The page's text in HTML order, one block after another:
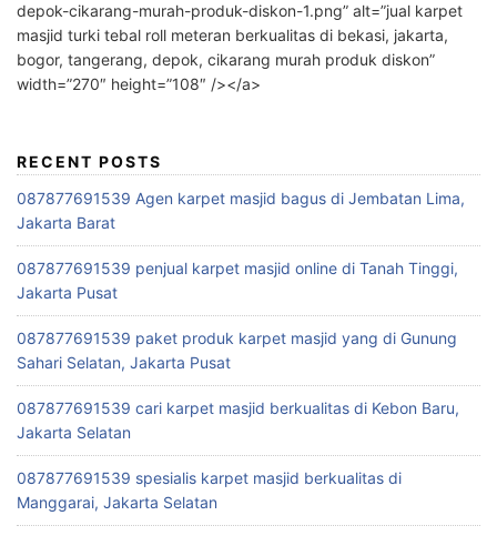
depok-cikarang-murah-produk-diskon-1.png” alt=”jual karpet
masjid turki tebal roll meteran berkualitas di bekasi, jakarta,
bogor, tangerang, depok, cikarang murah produk diskon”
width=”270″ height=”108″ /></a>
RECENT POSTS
087877691539 Agen karpet masjid bagus di Jembatan Lima,
Jakarta Barat
087877691539 penjual karpet masjid online di Tanah Tinggi,
Jakarta Pusat
087877691539 paket produk karpet masjid yang di Gunung
Sahari Selatan, Jakarta Pusat
087877691539 cari karpet masjid berkualitas di Kebon Baru,
Jakarta Selatan
087877691539 spesialis karpet masjid berkualitas di
Manggarai, Jakarta Selatan